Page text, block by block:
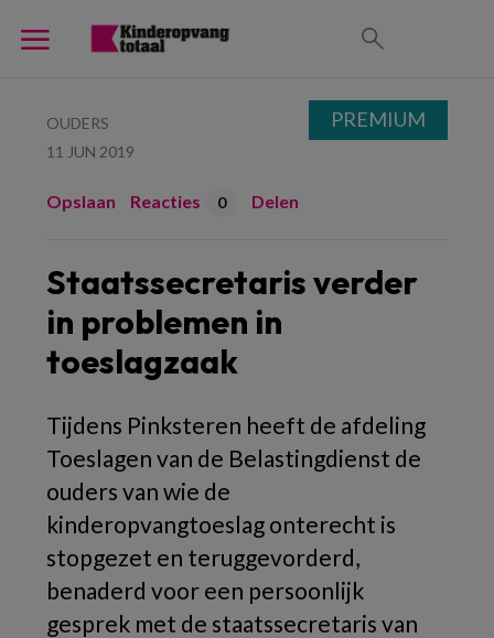
OUDERS
11 JUN 2019
Opslaan Reacties 0 Delen
Staatssecretaris verder
in problemen in
toeslagzaak
Tijdens Pinksteren heeft de afdeling
Toeslagen van de Belastingdienst de
ouders van wie de
kinderopvangtoeslag onterecht is
stopgezet en teruggevorderd,
benaderd voor een persoonlijk
gesprek met de staatssecretaris van
PREMIUM